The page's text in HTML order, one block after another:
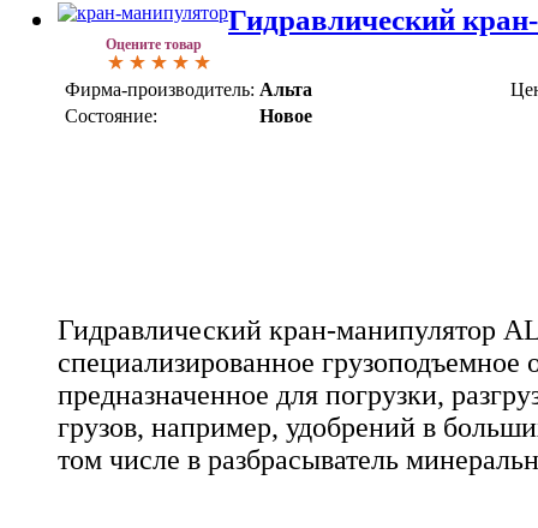
Оцените товар
Гидравлический
Фирма-производитель: Альта
Состояние:
Новое
Гидравлический кран-манипулятор
специализированное грузоподъемное
предназначенное для погрузки,
грузов, например, удобрений в
том числе в разбрасыватель